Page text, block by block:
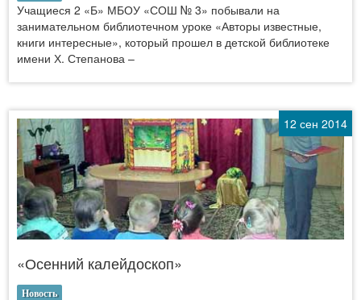
Учащиеся 2 «Б» МБОУ «СОШ № 3» побывали на
занимательном библиотечном уроке «Авторы известные,
книги интересные», который прошел в детской библиотеке
имени Х. Степанова –
12 сен 2014
«Осенний калейдоскоп»
Новость